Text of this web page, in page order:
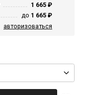
1 665 ₽
до 1 665 ₽
авторизоваться